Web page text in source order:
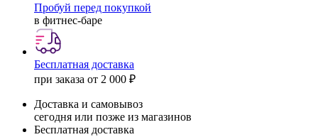
Пробуй перед покупкой
в фитнес-баре
Бесплатная доставка
при заказа от 2 000 ₽
Доставка и самовывоз
сегодня или позже из магазинов
Бесплатная доставка